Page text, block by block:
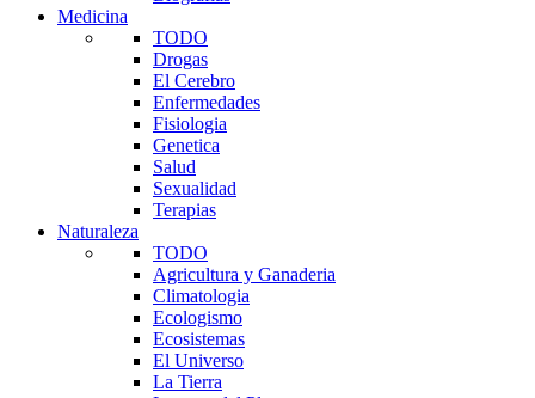
Medicina
TODO
Drogas
El Cerebro
Enfermedades
Fisiologia
Genetica
Salud
Sexualidad
Terapias
Naturaleza
TODO
Agricultura y Ganaderia
Climatologia
Ecologismo
Ecosistemas
El Universo
La Tierra